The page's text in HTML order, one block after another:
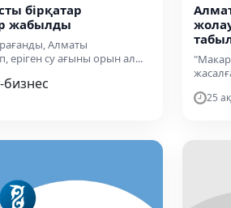
бірқатар
жабылды
Алматы
еріген су ағыны орын ал...
25